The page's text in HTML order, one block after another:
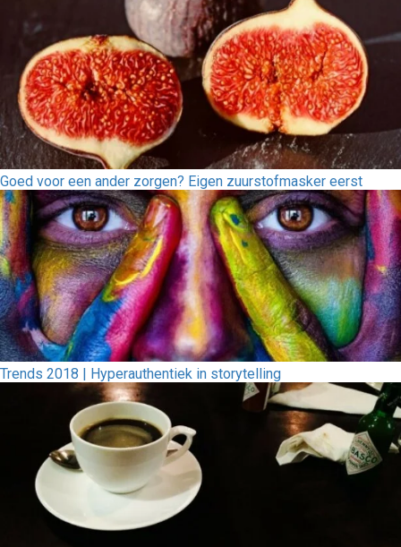
Goed voor een ander zorgen? Eigen zuurstofmasker eerst
Trends 2018 | Hyperauthentiek in storytelling